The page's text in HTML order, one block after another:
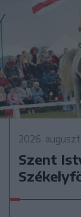
2026.
Szent